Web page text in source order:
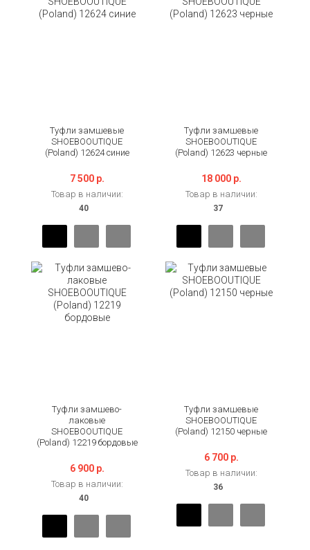
Туфли замшевые
SHOEBOOUTIQUE
(Poland) 12624 синие
7 500 р.
Товар в наличии:
Туфли замшевые
SHOEBOOUTIQUE
(Poland) 12623 черные
18 000 р.
Товар в наличии:
Туфли замшево-
лаковые
SHOEBOOUTIQUE
(Poland) 12219 бордовые
6 900 р.
Товар в наличии:
Туфли замшевые
SHOEBOOUTIQUE
(Poland) 12150 черные
6 700 р.
Товар в наличии: